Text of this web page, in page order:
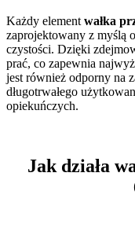
Każdy element wałka
zaprojektowany z myślą
czystości. Dzięki
prać, co zapewnia
jest również odporny na
długotrwałego
opiekuńczych.
Jak działa